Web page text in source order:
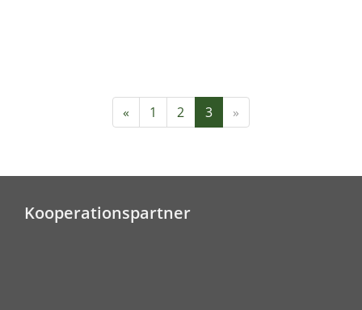
« 1 2 3 »
Kooperationspartner